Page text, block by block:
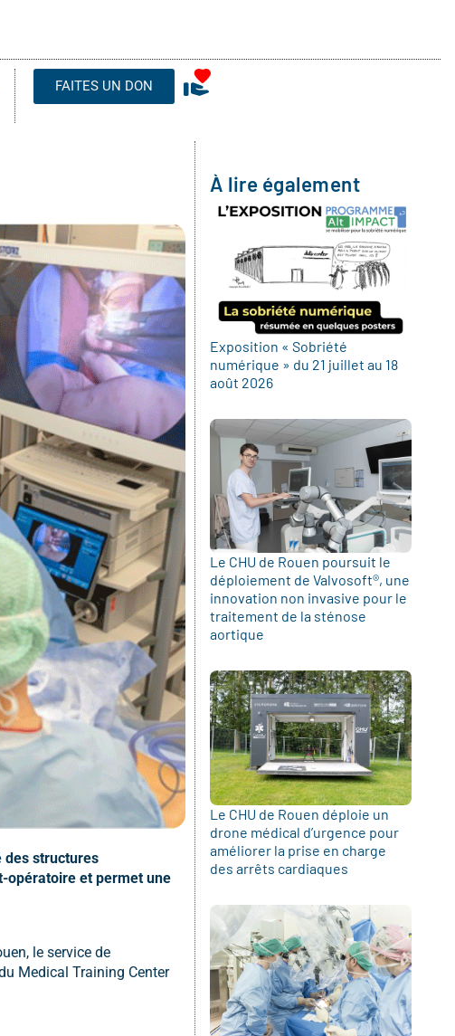
FAITES UN DON
des structures
opératoire et permet une
le service de
Medical Training Center
À lire également
Exposition « Sobriété
numérique » du 21 juillet au 18
août 2026
Le CHU de Rouen poursuit le
déploiement de Valvosoft®, une
innovation non invasive pour le
traitement de la sténose
aortique
Le CHU de Rouen déploie un
drone médical d’urgence pour
améliorer la prise en charge
des arrêts cardiaques